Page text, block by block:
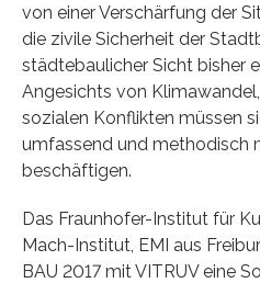
von einer Verschärfung der
die zivile Sicherheit der
städtebaulicher Sicht bisher
Angesichts von
sozialen Konflikten müssen
umfassend und methodisch
beschäftigen.
Das Fraunhofer-Institut für
Mach-Institut, EMI aus
BAU 2017 mit VITRUV eine